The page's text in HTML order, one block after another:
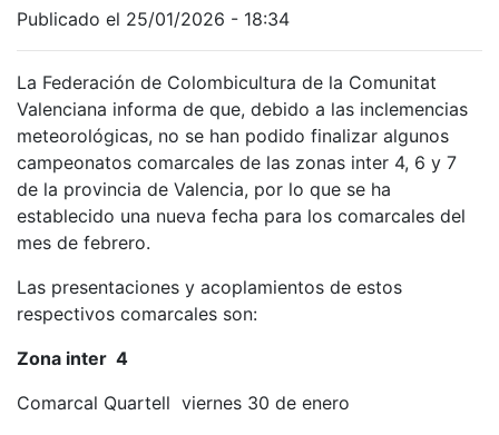
Publicado el 25/01/2026 - 18:34
La Federación de Colombicultura de la Comunitat
Valenciana informa de que, debido a las inclemencias
meteorológicas, no se han podido finalizar algunos
campeonatos comarcales de las zonas inter 4, 6 y 7
de la provincia de Valencia, por lo que se ha
establecido una nueva fecha para los comarcales del
mes de febrero.
Las presentaciones y acoplamientos de estos
respectivos comarcales son:
Zona inter 4
Comarcal Quartell viernes 30 de enero